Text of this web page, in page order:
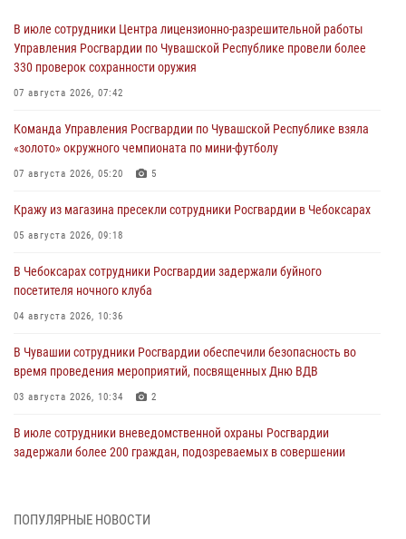
В июле сотрудники Центра лицензионно-разрешительной работы
Управления Росгвардии по Чувашской Республике провели более
330 проверок сохранности оружия
07 августа 2026, 07:42
Команда Управления Росгвардии по Чувашской Республике взяла
«золото» окружного чемпионата по мини-футболу
07 августа 2026, 05:20 5
Кражу из магазина пресекли сотрудники Росгвардии в Чебоксарах
05 августа 2026, 09:18
В Чебоксарах сотрудники Росгвардии задержали буйного
посетителя ночного клуба
04 августа 2026, 10:36
В Чувашии сотрудники Росгвардии обеспечили безопасность во
время проведения мероприятий, посвященных Дню ВДВ
03 августа 2026, 10:34 2
В июле сотрудники вневедомственной охраны Росгвардии
задержали более 200 граждан, подозреваемых в совершении
ПОПУЛЯРНЫЕ НОВОСТИ